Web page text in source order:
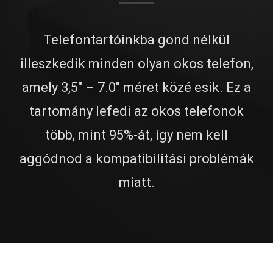
Telefontartóinkba gond nélkül
illeszkedik minden olyan okos telefon,
amely 3,5″ – 7.0″ méret közé esik. Ez a
tartomány lefedi az okos telefonok
több, mint 95%-át, így nem kell
aggódnod a kompatibilitási problémák
miatt.